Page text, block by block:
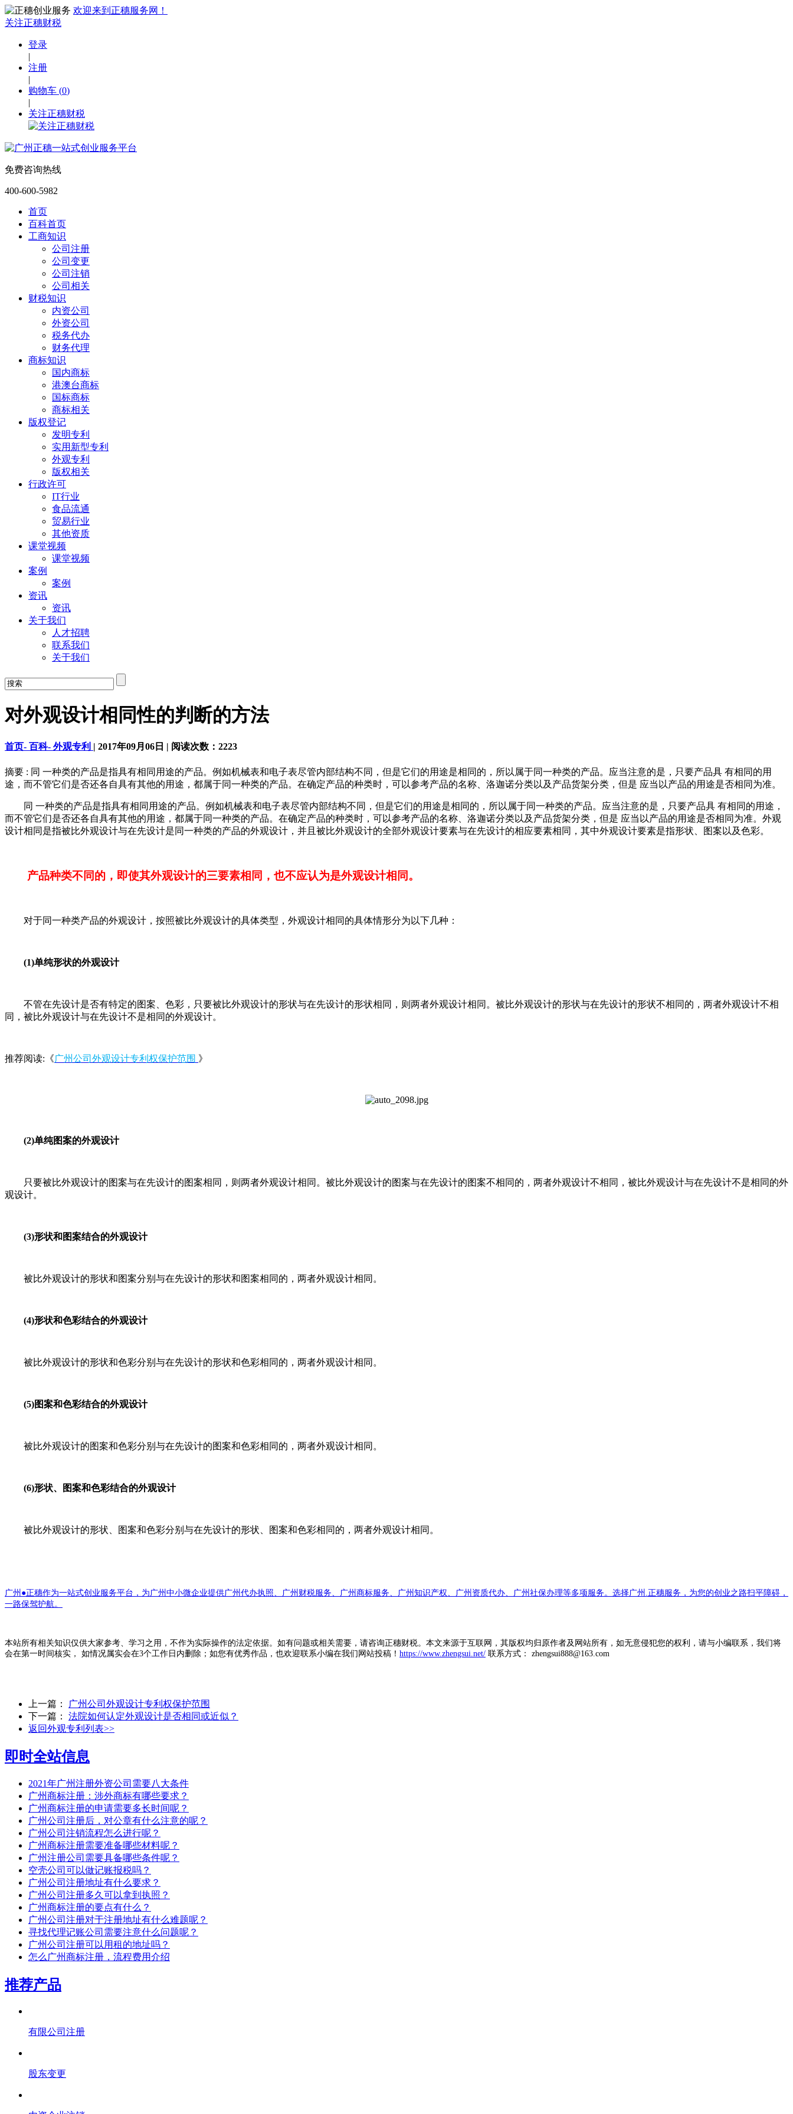
欢迎来到正穗服务网！
关注正穗财税
登录
|
注册
|
购物车 (0)
|
关注正穗财税
免费咨询热线
400-600-5982
首页
百科首页
工商知识
公司注册
公司变更
公司注销
公司相关
财税知识
内资公司
外资公司
税务代办
财务代理
商标知识
国内商标
港澳台商标
国标商标
商标相关
版权登记
发明专利
实用新型专利
外观专利
版权相关
行政许可
IT行业
食品流通
贸易行业
其他资质
课堂视频
课堂视频
案例
案例
资讯
资讯
关于我们
人才招聘
联系我们
关于我们
对外观设计相同性的判断的方法
首页- 百科- 外观专利 | 2017年09月06日 | 阅读次数： 2223
摘要 : 同 一种类的产品是指具有相同用途的产品。例如机械表和电子表尽管内部结构不同，但是它们的用途是相同的，所以属于同一种类的产品。应当注意的是，只要产品具 有相同的用
途，而不管它们是否还各自具有其他的用途，都属于同一种类的产品。在确定产品的种类时，可以参考产品的名称、洛迦诺分类以及产品货架分类，但是 应当以产品的用途是否相同为准。
同 一种类的产品是指具有相同用途的产品。例如机械表和电子表尽管内部结构不同，但是它们的用途是相同的，所以属于同一种类的产品。应当注意的是，只要产品具 有相同的用途，
而不管它们是否还各自具有其他的用途，都属于同一种类的产品。在确定产品的种类时，可以参考产品的名称、洛迦诺分类以及产品货架分类，但是 应当以产品的用途是否相同为准。外观
设计相同是指被比外观设计与在先设计是同一种类的产品的外观设计，并且被比外观设计的全部外观设计要素与在先设计的相应要素相同，其中外观设计要素是指形状、图案以及色彩。
产品种类不同的，即使其外观设计的三要素相同，也不应认为是外观设计相同。
对于同一种类产品的外观设计，按照被比外观设计的具体类型，外观设计相同的具体情形分为以下几种：
(1)单纯形状的外观设计
不管在先设计是否有特定的图案、色彩，只要被比外观设计的形状与在先设计的形状相同，则两者外观设计相同。被比外观设计的形状与在先设计的形状不相同的，两者外观设计不相
同，被比外观设计与在先设计不是相同的外观设计。
推荐阅读:《广州公司外观设计专利权保护范围 》
(2)单纯图案的外观设计
只要被比外观设计的图案与在先设计的图案相同，则两者外观设计相同。被比外观设计的图案与在先设计的图案不相同的，两者外观设计不相同，被比外观设计与在先设计不是相同的外
观设计。
(3)形状和图案结合的外观设计
被比外观设计的形状和图案分别与在先设计的形状和图案相同的，两者外观设计相同。
(4)形状和色彩结合的外观设计
被比外观设计的形状和色彩分别与在先设计的形状和色彩相同的，两者外观设计相同。
(5)图案和色彩结合的外观设计
被比外观设计的图案和色彩分别与在先设计的图案和色彩相同的，两者外观设计相同。
(6)形状、图案和色彩结合的外观设计
被比外观设计的形状、图案和色彩分别与在先设计的形状、图案和色彩相同的，两者外观设计相同。
广州●正穗作为一站式创业服务平台，为广州中小微企业提供广州代办执照、广州财税服务、广州商标服务、广州知识产权、广州资质代办、广州社保办理等多项服务。选择广州.正穗服务，为您的创业之路扫平障碍，
一路保驾护航。
本站所有相关知识仅供大家参考、学习之用，不作为实际操作的法定依据。如有问题或相关需要，请咨询正穗财税。本文来源于互联网，其版权均归原作者及网站所有，如无意侵犯您的权利，请与小编联系，我们将
会在第一时间核实， 如情况属实会在3个工作日内删除；如您有优秀作品，也欢迎联系小编在我们网站投稿！ https://www.zhengsui.net/ 联系方式： zhengsui888@163.com
上一篇：
广州公司外观设计专利权保护范围
下一篇： 法院如何认定外观设计是否相同或近似？
返回外观专利列表>>
即时全站信息
2021年广州注册外资公司需要八大条件
广州商标注册：涉外商标有哪些要求？
广州商标注册的申请需要多长时间呢？
广州公司注册后，对公章有什么注意的呢？
广州公司注销流程怎么进行呢？
广州商标注册需要准备哪些材料呢？
广州注册公司需要具备哪些条件呢？
空壳公司可以做记账报税吗？
广州公司注册地址有什么要求？
广州公司注册多久可以拿到执照？
广州商标注册的要点有什么？
广州公司注册对于注册地址有什么难题呢？
寻找代理记账公司需要注意什么问题呢？
广州公司注册可以用租的地址吗？
怎么广州商标注册，流程费用介绍
推荐产品
有限公司注册
股东变更